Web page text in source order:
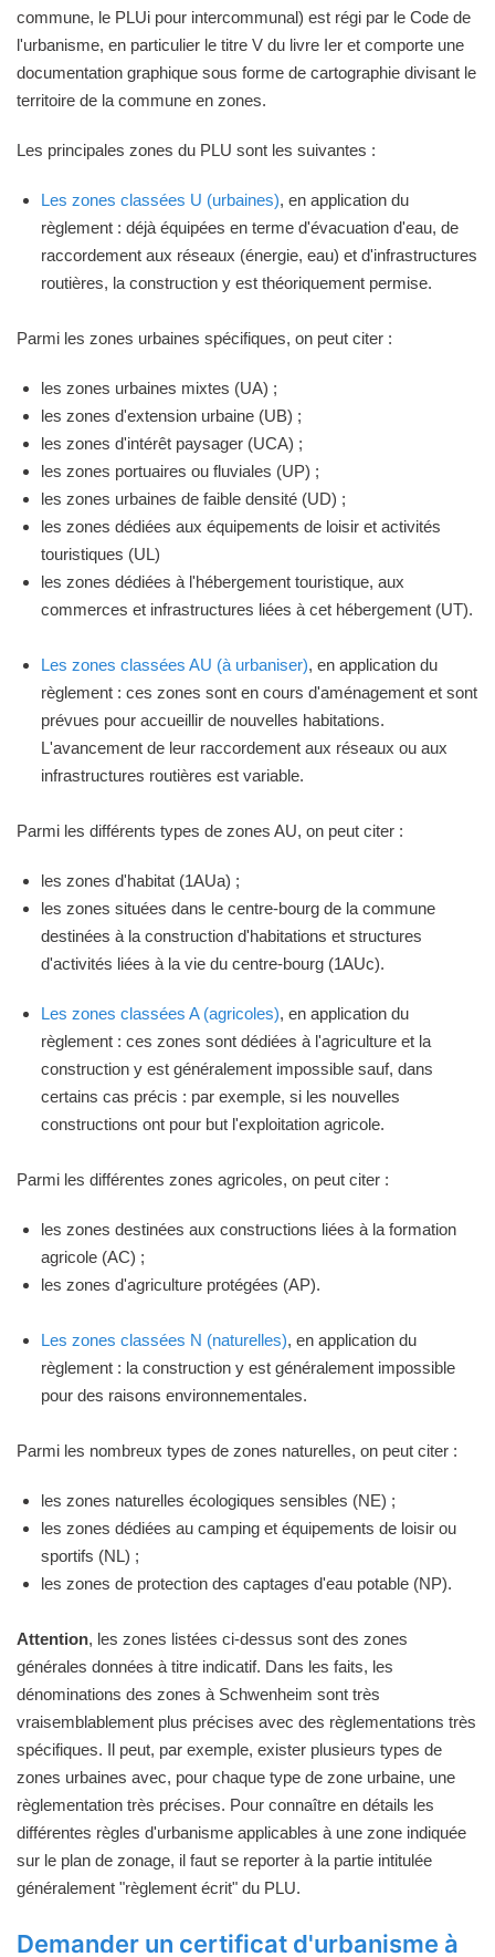
commune, le PLUi pour intercommunal) est régi par le Code de
l'urbanisme, en particulier le titre V du livre Ier et comporte une
documentation graphique sous forme de cartographie divisant le
territoire de la commune en zones.
Les principales zones du PLU sont les suivantes :
Les zones classées U (urbaines), en application du
règlement : déjà équipées en terme d'évacuation d'eau, de
raccordement aux réseaux (énergie, eau) et d'infrastructures
routières, la construction y est théoriquement permise.
Parmi les zones urbaines spécifiques, on peut citer :
les zones urbaines mixtes (UA) ;
les zones d'extension urbaine (UB) ;
les zones d'intérêt paysager (UCA) ;
les zones portuaires ou fluviales (UP) ;
les zones urbaines de faible densité (UD) ;
les zones dédiées aux équipements de loisir et activités
touristiques (UL)
les zones dédiées à l'hébergement touristique, aux
commerces et infrastructures liées à cet hébergement (UT).
Les zones classées AU (à urbaniser), en application du
règlement : ces zones sont en cours d'aménagement et sont
prévues pour accueillir de nouvelles habitations.
L'avancement de leur raccordement aux réseaux ou aux
infrastructures routières est variable.
Parmi les différents types de zones AU, on peut citer :
les zones d'habitat (1AUa) ;
les zones situées dans le centre-bourg de la commune
destinées à la construction d'habitations et structures
d'activités liées à la vie du centre-bourg (1AUc).
Les zones classées A (agricoles), en application du
règlement : ces zones sont dédiées à l'agriculture et la
construction y est généralement impossible sauf, dans
certains cas précis : par exemple, si les nouvelles
constructions ont pour but l'exploitation agricole.
Parmi les différentes zones agricoles, on peut citer :
les zones destinées aux constructions liées à la formation
agricole (AC) ;
les zones d'agriculture protégées (AP).
Les zones classées N (naturelles), en application du
règlement : la construction y est généralement impossible
pour des raisons environnementales.
Parmi les nombreux types de zones naturelles, on peut citer :
les zones naturelles écologiques sensibles (NE) ;
les zones dédiées au camping et équipements de loisir ou
sportifs (NL) ;
les zones de protection des captages d'eau potable (NP).
Attention, les zones listées ci-dessus sont des zones
générales données à titre indicatif. Dans les faits, les
dénominations des zones à Schwenheim sont très
vraisemblablement plus précises avec des règlementations très
spécifiques. Il peut, par exemple, exister plusieurs types de
zones urbaines avec, pour chaque type de zone urbaine, une
règlementation très précises. Pour connaître en détails les
différentes règles d'urbanisme applicables à une zone indiquée
sur le plan de zonage, il faut se reporter à la partie intitulée
généralement "règlement écrit" du PLU.
Demander un certificat d'urbanisme à